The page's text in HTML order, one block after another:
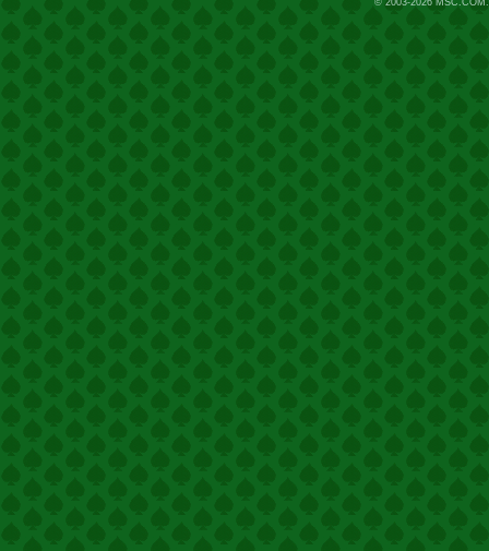
© 2003-2026